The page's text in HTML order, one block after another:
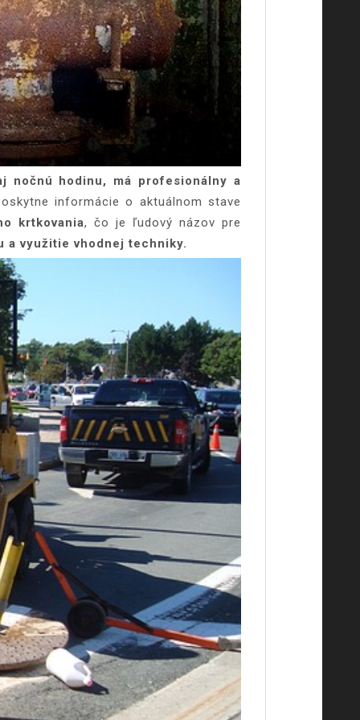
nočnú hodinu, má profesionálny a
informácie o aktuálnom stave
krtkovania, čo je ľudový názov pre
a využitie vhodnej techniky.